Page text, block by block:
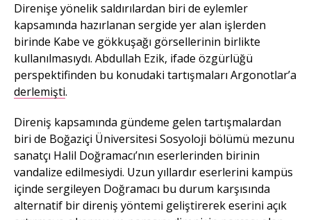
Direnişe yönelik saldırılardan biri de eylemler
kapsamında hazırlanan sergide yer alan işlerden
birinde Kabe ve gökkuşağı görsellerinin birlikte
kullanılmasıydı. Abdullah Ezik, ifade özgürlüğü
perspektifinden bu konudaki tartışmaları Argonotlar’a
derlemişti.
Direniş kapsamında gündeme gelen tartışmalardan
biri de Boğaziçi Üniversitesi Sosyoloji bölümü mezunu
sanatçı Halil Doğramacı’nın eserlerinden birinin
vandalize edilmesiydi. Uzun yıllardır eserlerini kampüs
içinde sergileyen Doğramacı bu durum karşısında
alternatif bir direniş yöntemi geliştirerek eserini açık